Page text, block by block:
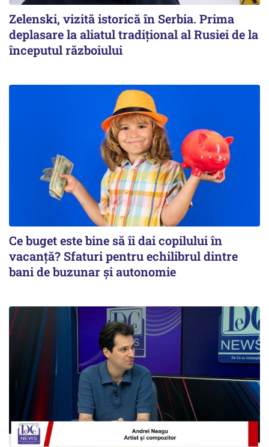
Zelenski, vizită istorică în Serbia. Prima
deplasare la aliatul tradițional al Rusiei de la
începutul războiului
Ce buget este bine să îi dai copilului în
vacanță? Sfaturi pentru echilibrul dintre
bani de buzunar și autonomie